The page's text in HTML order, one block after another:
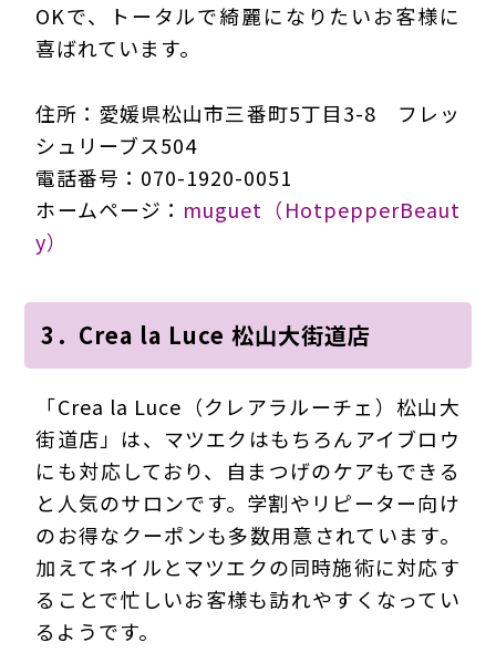
OKで、トータルで綺麗になりたいお客様に
喜ばれています。
住所：愛媛県松山市三番町5丁目3-8 フレッ
シュリーブス504
電話番号：070-1920-0051
ホームページ： muguet（HotpepperBeaut
y）
3．Crea la Luce 松山大街道店
「Crea la Luce（クレアラルーチェ）松山大
街道店」は、マツエクはもちろんアイブロウ
にも対応しており、自まつげのケアもできる
と人気のサロンです。学割やリピーター向け
のお得なクーポンも多数用意されています。
加えてネイルとマツエクの同時施術に対応す
ることで忙しいお客様も訪れやすくなってい
るようです。